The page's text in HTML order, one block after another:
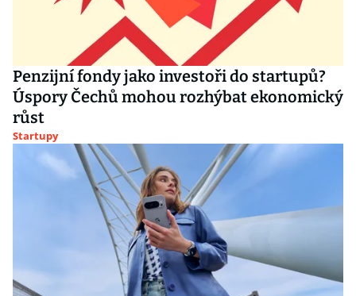
Penzijní fondy jako investoři do startupů?
Úspory Čechů mohou rozhýbat ekonomický
růst
Startupy